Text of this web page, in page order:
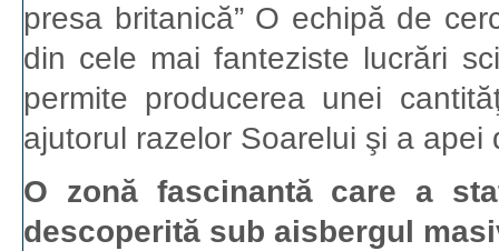
presa britanică” O echipă de
din cele mai fanteziste lucrări
permite producerea unei
ajutorul razelor Soarelui şi a apei
O zonă fascinantă care a
descoperită sub aisbergul